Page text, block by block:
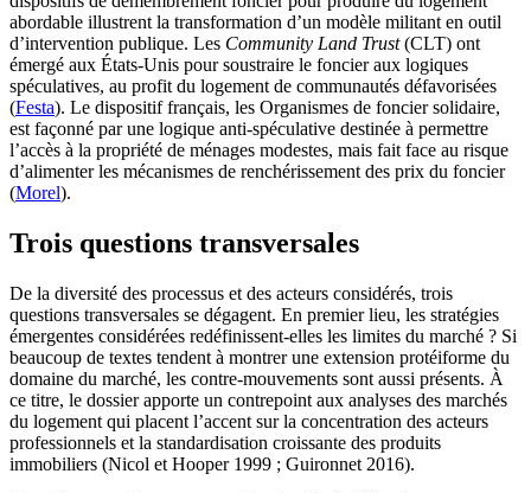
abordable illustrent la transformation d’un modèle militant en outil
d’intervention publique. Les Community Land Trust(CLT) ont
émergé aux États-Unis pour soustraire le foncier aux logiques
spéculatives, au profit du logement de communautés défavorisées
(Festa). Le dispositif français, les Organismes de foncier solidaire,
est façonné par une logique anti-spéculative destinée à permettre
l’accès à la propriété de ménages modestes, mais fait face au risque
d’alimenter les mécanismes de renchérissement des prix du foncier
(Morel).
Trois questions transversales
De la diversité des processus et des acteurs considérés, trois
questions transversales se dégagent. En premier lieu, les stratégies
émergentes considérées redéfinissent-elles les limites du marché ? Si
beaucoup de textes tendent à montrer une extension protéiforme du
domaine du marché, les contre-mouvements sont aussi présents. À
ce titre, le dossier apporte un contrepoint aux analyses des marchés
du logement qui placent l’accent sur la concentration des acteurs
professionnels et la standardisation croissante des produits
immobiliers (Nicol et Hooper 1999 ; Guironnet 2016).